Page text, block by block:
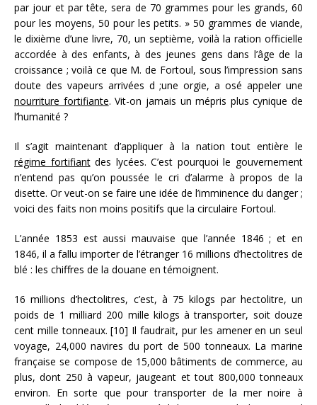
par jour et par tête, sera de 70 grammes pour les grands, 60
pour les moyens, 50 pour les petits. » 50 grammes de viande,
le dixième d’une livre, 70, un septième, voilà la ration officielle
accordée à des enfants, à des jeunes gens dans l’âge de la
croissance ; voilà ce que M. de Fortoul, sous l’impression sans
doute des vapeurs arrivées d ;une orgie, a osé appeler une
nourriture fortifiante. Vit-on jamais un mépris plus cynique de
l’humanité ?
Il s’agit maintenant d’appliquer à la nation tout entière le
régime fortifiantdes lycées. C’est pourquoi le gouvernement
n’entend pas qu’on poussée le cri d’alarme à propos de la
disette. Or veut-on se faire une idée de l’imminence du danger ;
voici des faits non moins positifs que la circulaire Fortoul.
L’année 1853 est aussi mauvaise que l’année 1846 ; et en
1846, il a fallu importer de l’étranger 16 millions d’hectolitres de
blé : les chiffres de la douane en témoignent.
16 millions d’hectolitres, c’est, à 75 kilogs par hectolitre, un
poids de 1 milliard 200 mille kilogs à transporter, soit douze
cent mille tonneaux. [10] Il faudrait, pur les amener en un seul
voyage, 24,000 navires du port de 500 tonneaux. La marine
française se compose de 15,000 bâtiments de commerce, au
plus, dont 250 à vapeur, jaugeant et tout 800,000 tonneaux
environ. En sorte que pour transporter de la mer noire à